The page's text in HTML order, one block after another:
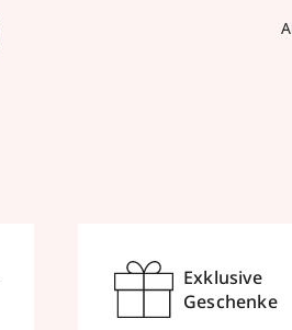
Exklusive
Geschenke